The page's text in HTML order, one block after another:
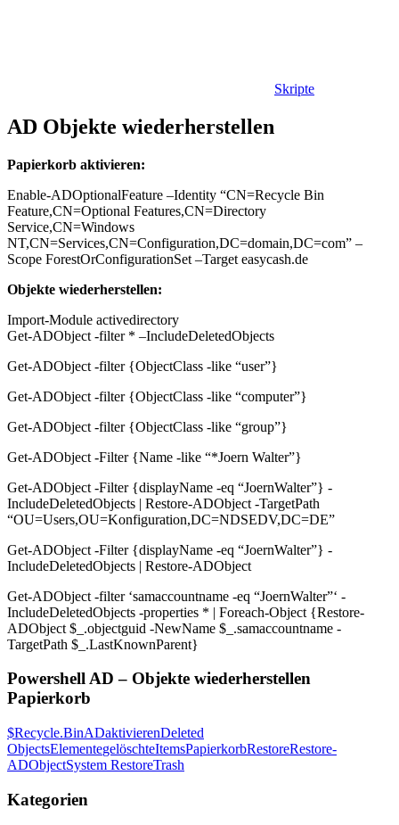
Skripte
AD Objekte wiederherstellen
Papierkorb aktivieren:
Enable-ADOptionalFeature –Identity “CN=Recycle Bin
Feature,CN=Optional Features,CN=Directory
Service,CN=Windows
NT,CN=Services,CN=Configuration,DC=domain,DC=com” –
Scope ForestOrConfigurationSet –Target easycash.de
Objekte wiederherstellen:
Import-Module activedirectory
Get-ADObject -filter * –IncludeDeletedObjects
Get-ADObject -filter {ObjectClass -like “user”}
Get-ADObject -filter {ObjectClass -like “computer”}
Get-ADObject -filter {ObjectClass -like “group”}
Get-ADObject -Filter {Name -like “*Joern Walter”}
Get-ADObject -Filter {displayName -eq “JoernWalter”} -
IncludeDeletedObjects | Restore-ADObject -TargetPath
“OU=Users,OU=Konfiguration,DC=NDSEDV,DC=DE”
Get-ADObject -Filter {displayName -eq “JoernWalter”} -
IncludeDeletedObjects | Restore-ADObject
Get-ADObject -filter ‘samaccountname -eq “JoernWalter”‘ -
IncludeDeletedObjects -properties * | Foreach-Object {Restore-
ADObject $_.objectguid -NewName $_.samaccountname -
TargetPath $_.LastKnownParent}
Powershell AD – Objekte wiederherstellen
Papierkorb
$Recycle.BinADaktivierenDeleted
ObjectsElementegelöschteItemsPapierkorbRestoreRestore-
ADObjectSystem RestoreTrash
Kategorien